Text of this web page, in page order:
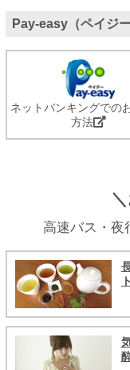
Pay-easy（ペイジ
ネットバンキングでの
方法
高速バス・夜